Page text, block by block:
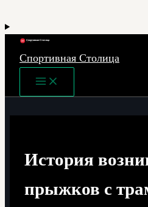
Спортивная Столица
Main
Menu
История
прыжков с